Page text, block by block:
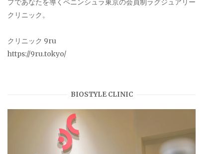
プであなたを導くペニンシュラ東京の会員制ラグジュアリー
クリニック。
クリニック 9ru
https://9ru.tokyo/
BIOSTYLE CLINIC